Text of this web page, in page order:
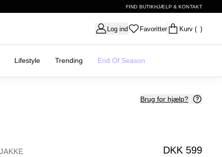
FIND BUTIKHJÆLP & KONTAKT
Log ind Favoritter Kurv ( )
Lifestyle Trending End Of Season
Brug for hjælp?
DKK 599